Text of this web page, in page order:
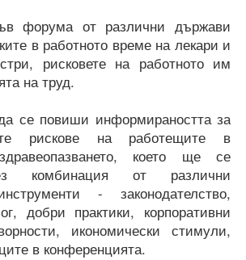
форума от различни държави
в работното време на лекари и
рисковете на работното им
на труд.
се повиши информираността за
рискове на работещите в
което ще се
комбинация от различни
- законодателство,
добри практики, корпоративни
икономически стимули,
в конференцията.